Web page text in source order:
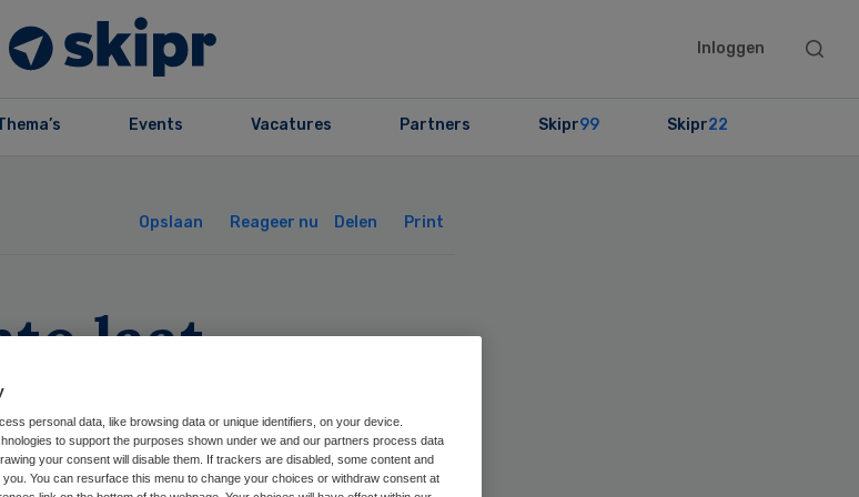
Inloggen
Search
Events Vacatures Partners Skipr99 Skipr22
Opslaan Reageer nu Delen Print
laat
mensen’ Wmo
personal data, like browsing data or unique identifiers, on your device.
to support the purposes shown under we and our partners process data
your consent will disable them. If trackers are disabled, some content and
You can resurface this menu to change your choices or withdraw consent at